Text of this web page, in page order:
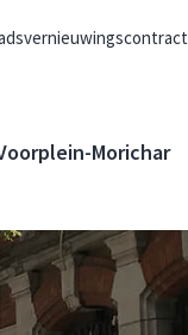
Morichar